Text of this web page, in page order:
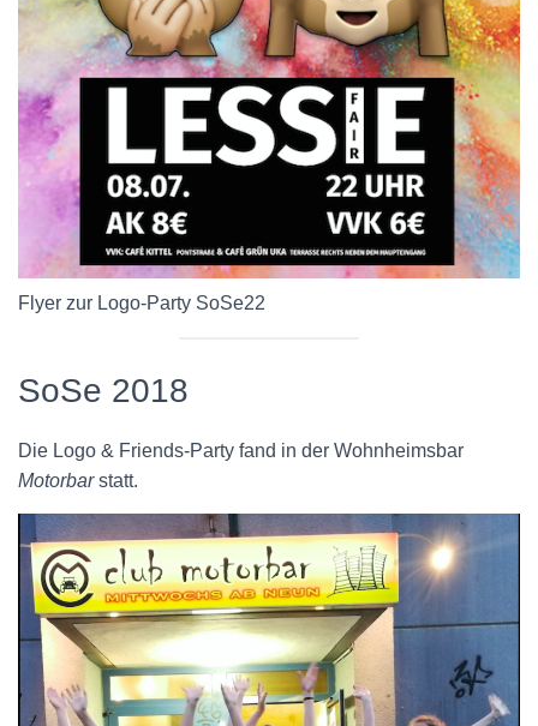
Flyer zur Logo-Party SoSe22
SoSe 2018
Die Logo & Friends-Party fand in der Wohnheimsbar
Motorbarstatt.